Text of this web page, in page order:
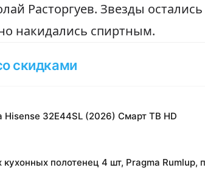
Расторгуев. Звезды
накидались спиртным.
скидками
32E44SL (2026) Смарт ТВ HD